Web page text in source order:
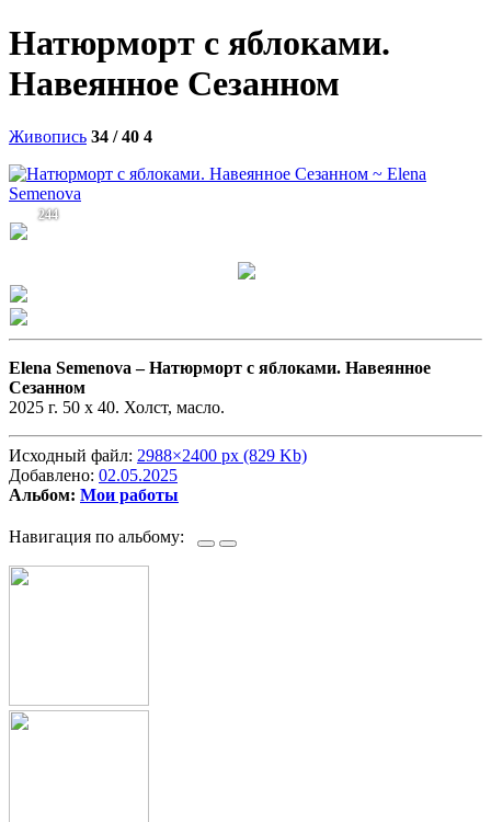
Натюрморт с яблоками.
Навеянное Сезанном
Живопись 34 / 40 4
244
Elena Semenova –Натюрморт с яблоками. Навеянное
Сезанном
2025 г. 50 х 40. Холст, масло.
Исходный файл: 2988×2400 px (829 Kb)
Добавлено: 02.05.2025
Альбом: Мои работы
Навигация по альбому: